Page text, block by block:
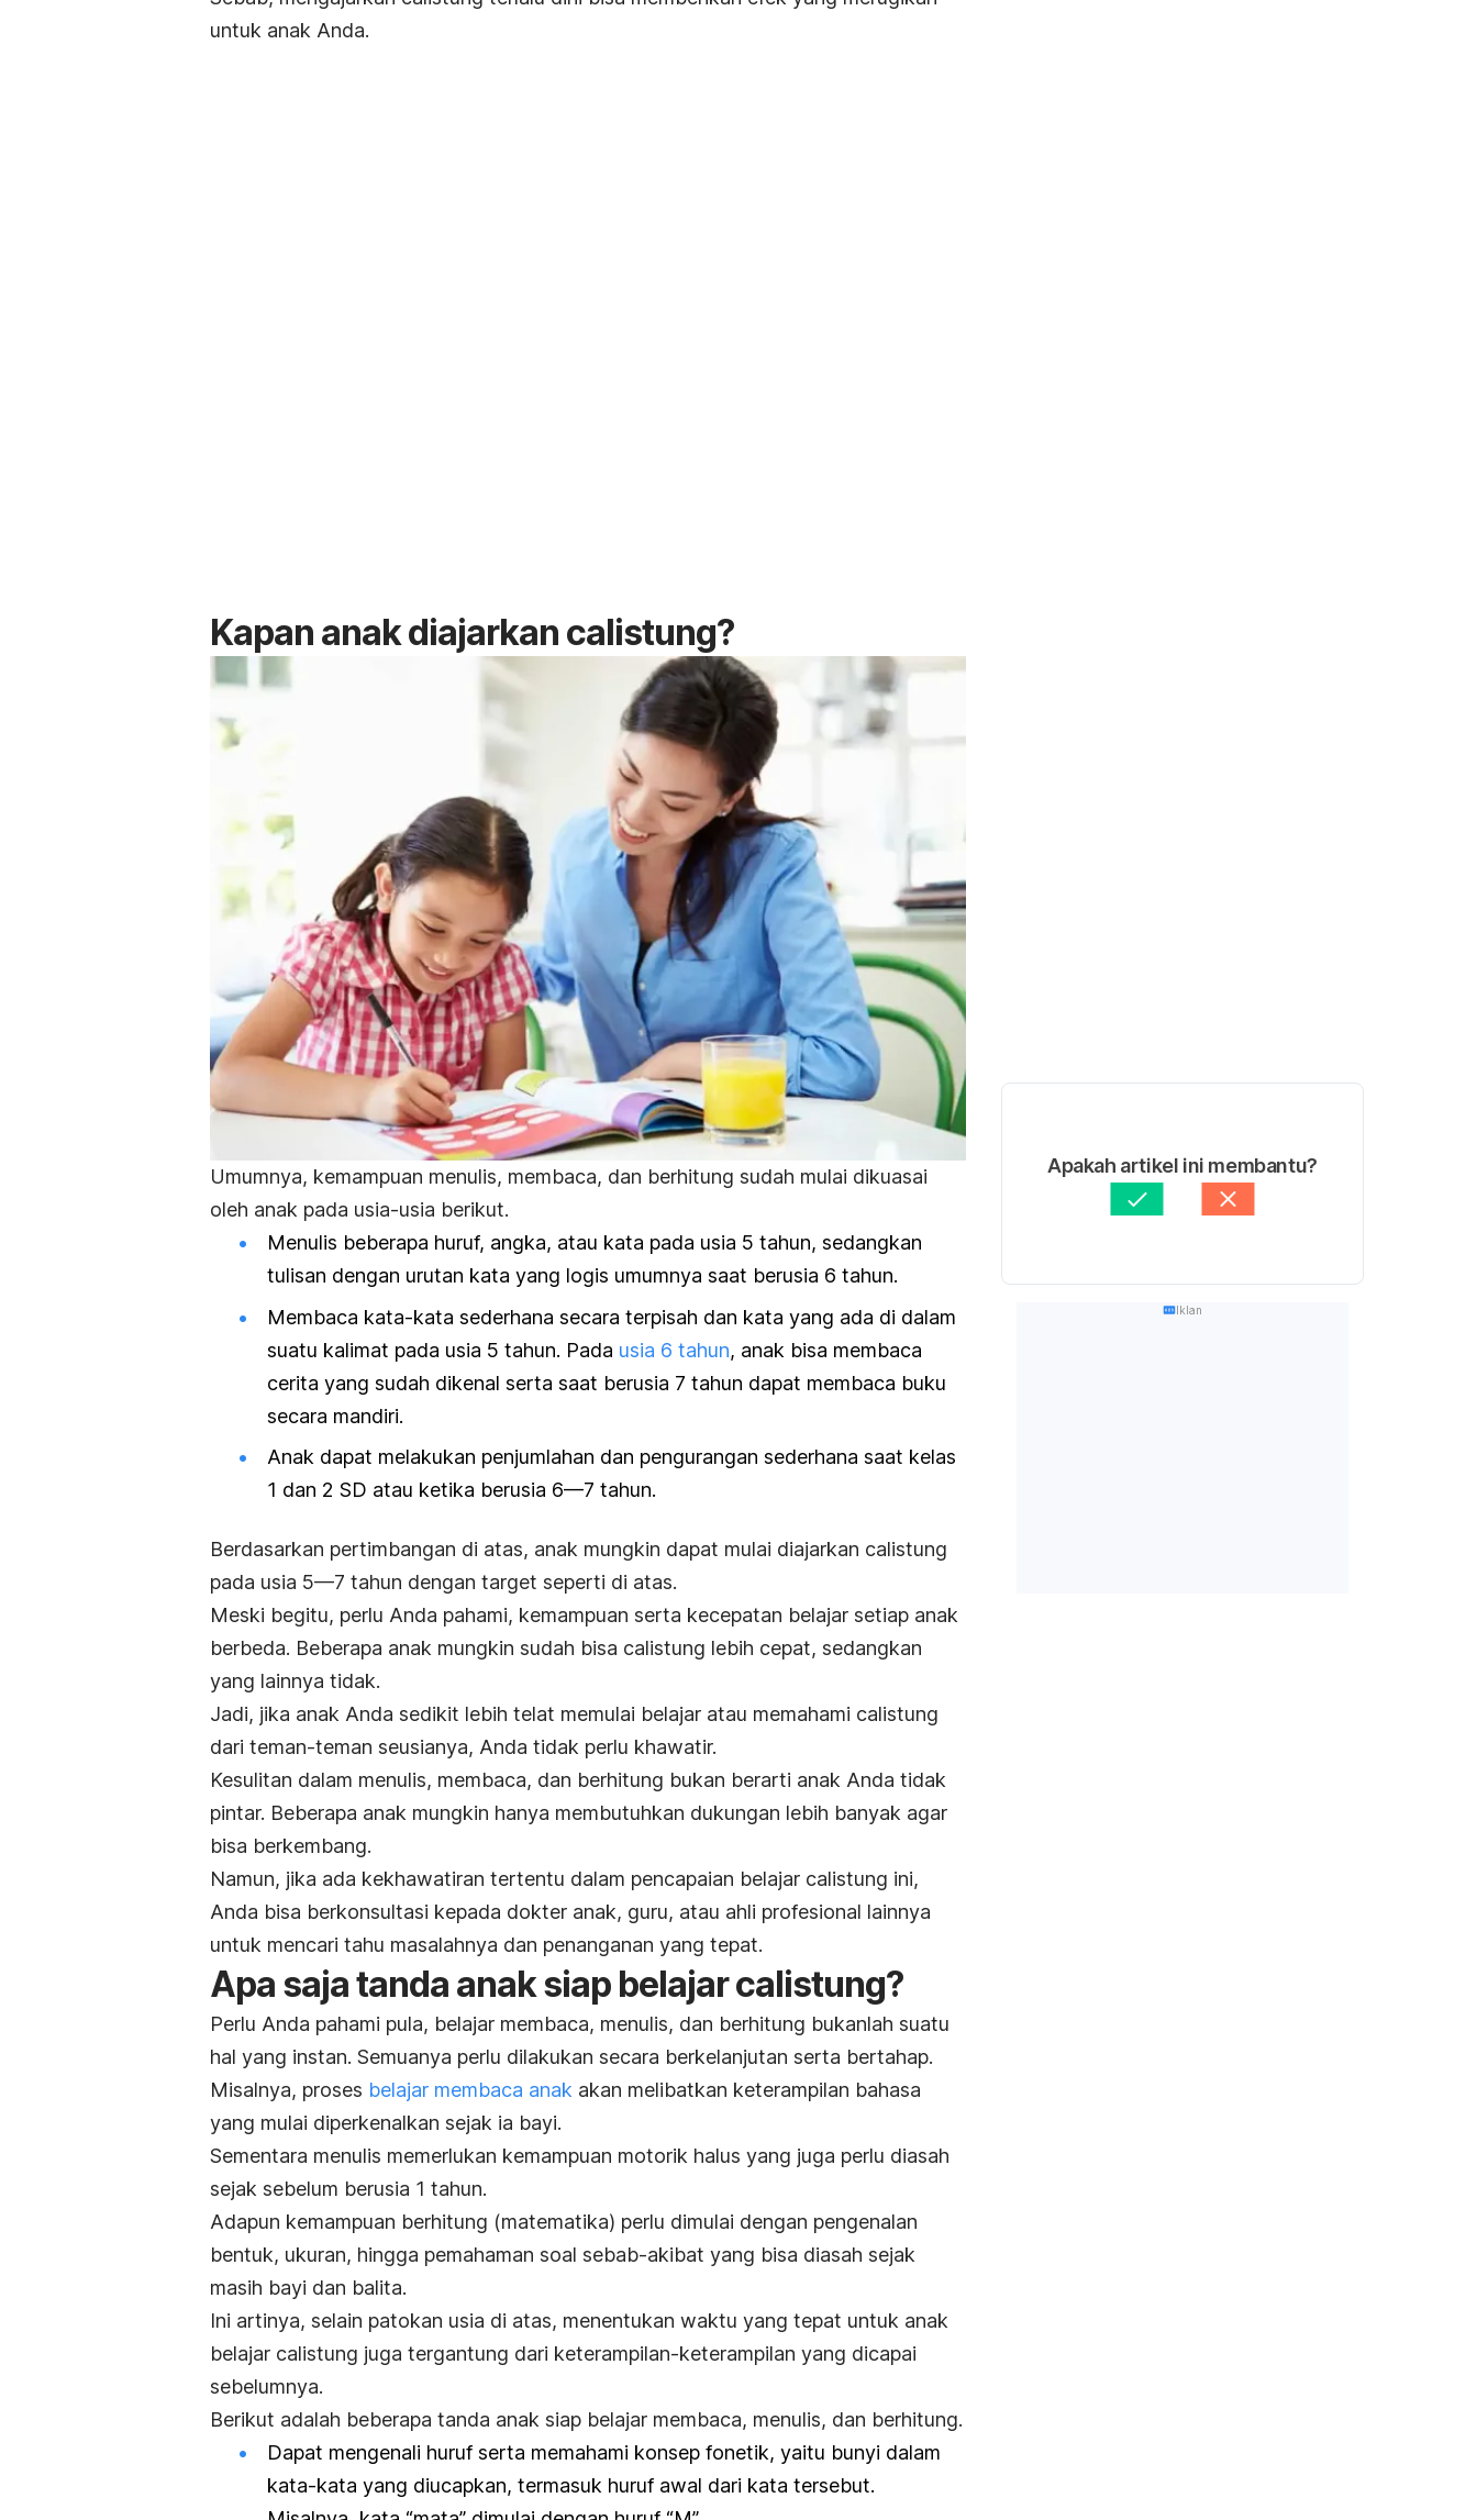
untuk anak Anda.
Kapan anak diajarkan calistung?
Umumnya, kemampuan menulis, membaca, dan berhitung sudah mulai dikuasai
oleh anak pada usia-usia berikut.
Menulis beberapa huruf, angka, atau kata pada usia 5 tahun, sedangkan
tulisan dengan urutan kata yang logis umumnya saat berusia 6 tahun.
Membaca kata-kata sederhana secara terpisah dan kata yang ada di dalam
suatu kalimat pada usia 5 tahun. Pada usia 6 tahun, anak bisa membaca
cerita yang sudah dikenal serta saat berusia 7 tahun dapat membaca buku
secara mandiri.
Anak dapat melakukan penjumlahan dan pengurangan sederhana saat kelas
1 dan 2 SD atau ketika berusia 6—7 tahun.
Berdasarkan pertimbangan di atas, anak mungkin dapat mulai diajarkan calistung
pada usia 5—7 tahun dengan target seperti di atas.
Meski begitu, perlu Anda pahami, kemampuan serta kecepatan belajar setiap anak
berbeda. Beberapa anak mungkin sudah bisa calistung lebih cepat, sedangkan
yang lainnya tidak.
Jadi, jika anak Anda sedikit lebih telat memulai belajar atau memahami calistung
dari teman-teman seusianya, Anda tidak perlu khawatir.
Kesulitan dalam menulis, membaca, dan berhitung bukan berarti anak Anda tidak
pintar. Beberapa anak mungkin hanya membutuhkan dukungan lebih banyak agar
bisa berkembang.
Namun, jika ada kekhawatiran tertentu dalam pencapaian belajar calistung ini,
Anda bisa berkonsultasi kepada dokter anak, guru, atau ahli profesional lainnya
untuk mencari tahu masalahnya dan penanganan yang tepat.
Apa saja tanda anak siap belajar calistung?
Perlu Anda pahami pula, belajar membaca, menulis, dan berhitung bukanlah suatu
hal yang instan. Semuanya perlu dilakukan secara berkelanjutan serta bertahap.
Misalnya, proses belajar membaca anak akan melibatkan keterampilan bahasa
yang mulai diperkenalkan sejak ia bayi.
Sementara menulis memerlukan kemampuan motorik halus yang juga perlu diasah
sejak sebelum berusia 1 tahun.
Adapun kemampuan berhitung (matematika) perlu dimulai dengan pengenalan
bentuk, ukuran, hingga pemahaman soal sebab-akibat yang bisa diasah sejak
masih bayi dan balita.
Ini artinya, selain patokan usia di atas, menentukan waktu yang tepat untuk anak
belajar calistung juga tergantung dari keterampilan-keterampilan yang dicapai
sebelumnya.
Berikut adalah beberapa tanda anak siap belajar membaca, menulis, dan berhitung.
Dapat mengenali huruf serta memahami konsep fonetik, yaitu bunyi dalam
kata-kata yang diucapkan, termasuk huruf awal dari kata tersebut.
Apakah artikel ini membantu?
Iklan